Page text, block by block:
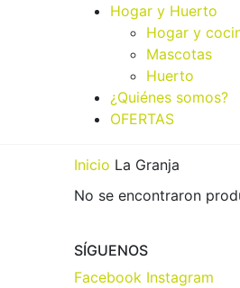
Hogar y Huerto
Hogar y
Mascotas
Huerto
¿Quiénes somos?
OFERTAS
Inicio La Granja
No se encontraron
SÍGUENOS
Facebook Instagram